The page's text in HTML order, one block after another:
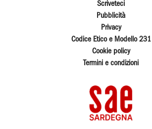
Scriveteci
Pubblicità
Privacy
Codice Etico e Modello 231
Cookie policy
Termini e condizioni